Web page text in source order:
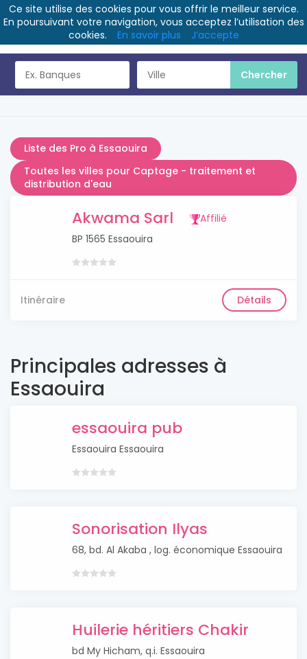
Liste des Pro à Essaouira
Toutes les villes pour Captage - traitement et
distribution d'eau
Akwama Sarl
Affilié
BP 1565 Essaouira
Itinéraire Détails
Principales adresses à
Essaouira
essaouira pub
Essaouira Essaouira
Sonorisation Ilyas
68, bd. Al Akaba , log. économique Essaouira
Huilerie héritiers Chakir
bd My Hicham, q.i. Essaouira
Ce site utilise des cookies pour vous offrir le meilleur service.
En poursuivant votre navigation, vous acceptez l’utilisation des
cookies.
En savoir plus J’accepte